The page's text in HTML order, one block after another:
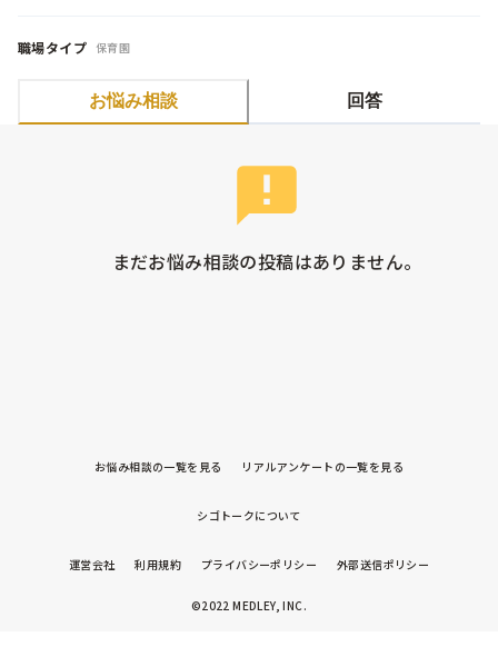
職場タイプ 保育園
お悩み相談 回答
まだお悩み相談の投稿はありません。
お悩み相談の一覧を見る リアルアンケートの一覧を見る
シゴトークについて
運営会社 利用規約 プライバシーポリシー 外部送信ポリシー
©2022 MEDLEY, INC.